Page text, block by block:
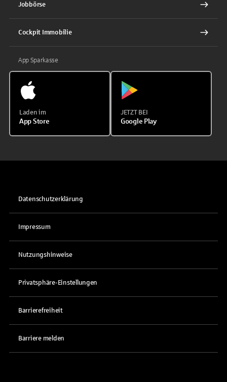
Jobbörse
Cockpit Immobilie
App Sparkasse
Laden im
App Store
JETZT BEI
Google Play
Datenschutzerklärung
Impressum
Nutzungshinweise
Privatsphäre-Einstellungen
Barrierefreiheit
Barriere melden